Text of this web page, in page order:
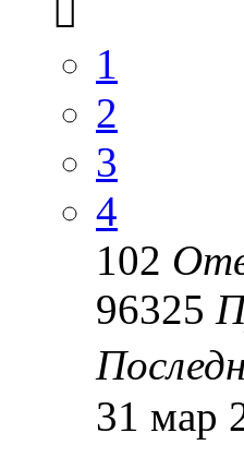
1
2
3
4
102
96325
31 мар